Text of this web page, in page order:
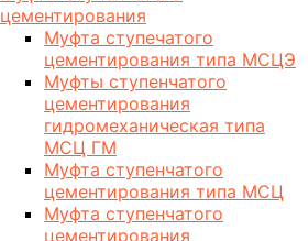
цементирования
Муфта ступечатого
цементирования типа МСЦЭ
Муфты ступенчатого
цементирования
гидромеханическая типа
МСЦ ГМ
Муфта ступенчатого
цементирования типа МСЦ
Муфта ступенчатого
цементирования